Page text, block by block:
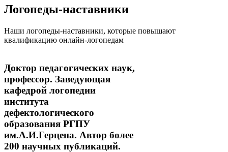
Логопеды-наставники
Наши логопеды-наставники, которые повышают
квалификацию онлайн-логопедам
Доктор педагогических наук,
профессор. Заведующая
кафедрой логопедии
института
дефектологического
образования РГПУ
им.А.И.Герцена. Автор более
200 научных публикаций.